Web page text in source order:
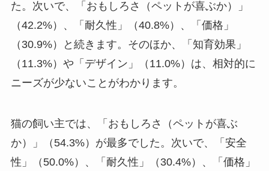
た。次いで、「おもしろさ（ペットが喜ぶか）」
（42.2%）、「耐久性」（40.8%）、「価格」
（30.9%）と続きます。そのほか、「知育効果」
（11.3%）や「デザイン」（11.0%）は、相対的に
ニーズが少ないことがわかります。
猫の飼い主では、「おもしろさ（ペットが喜ぶ
か）」（54.3%）が最多でした。次いで、「安全
性」（50.0%）、「耐久性」（30.4%）、「価格」